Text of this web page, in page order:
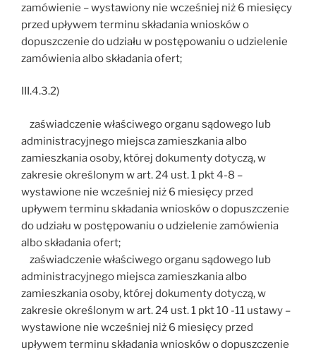
zamówienie – wystawiony nie wcześniej niż 6 miesięcy
przed upływem terminu składania wniosków o
dopuszczenie do udziału w postępowaniu o udzielenie
zamówienia albo składania ofert;
III.4.3.2)
zaświadczenie właściwego organu sądowego lub
administracyjnego miejsca zamieszkania albo
zamieszkania osoby, której dokumenty dotyczą, w
zakresie określonym w art. 24 ust. 1 pkt 4-8 –
wystawione nie wcześniej niż 6 miesięcy przed
upływem terminu składania wniosków o dopuszczenie
do udziału w postępowaniu o udzielenie zamówienia
albo składania ofert;
zaświadczenie właściwego organu sądowego lub
administracyjnego miejsca zamieszkania albo
zamieszkania osoby, której dokumenty dotyczą, w
zakresie określonym w art. 24 ust. 1 pkt 10 -11 ustawy –
wystawione nie wcześniej niż 6 miesięcy przed
upływem terminu składania wniosków o dopuszczenie